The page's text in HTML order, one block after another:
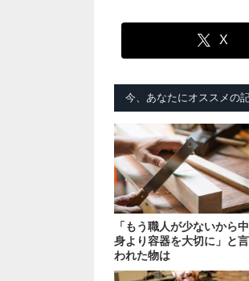
X
今、あなたにオススメの
「もう職人が少ないから中
身より容器を大切に」と言
われた物は